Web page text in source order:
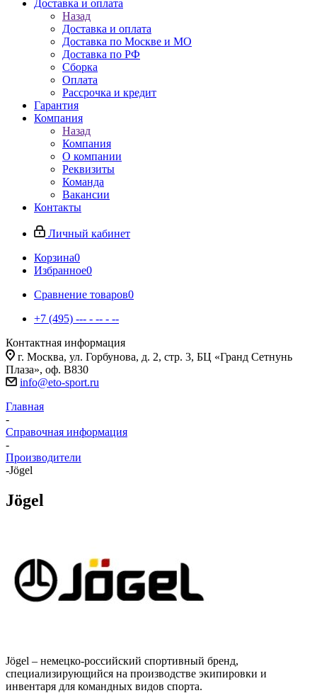
Доставка и оплата
Назад
Доставка и оплата
Доставка по Москве и МО
Доставка по РФ
Сборка
Оплата
Рассрочка и кредит
Гарантия
Компания
Назад
Компания
О компании
Реквизиты
Команда
Вакансии
Контакты
Личный кабинет
Корзина0
Избранное0
Сравнение товаров0
+7 (495) --- - -- - --
Контактная информация
г. Москва, ул. Горбунова, д. 2, стр. 3, БЦ «Гранд Сетнунь
Плаза», оф. В830
info@eto-sport.ru
Главная
-
Справочная информация
-
Производители
-Jögel
Jögel
Jögel – немецко-российский спортивный бренд,
специализирующийся на производстве экипировки и
инвентаря для командных видов спорта.